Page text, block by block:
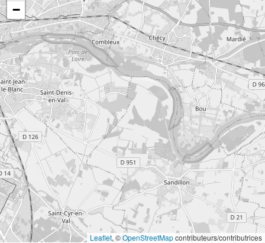
−
Leaflet, ©OpenStreetMapcontributeurs/contributrices